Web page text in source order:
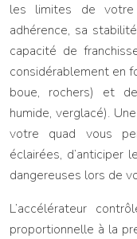
les limites de votre
adhérence, sa
capacité de
considérablement en
boue, rochers) et
humide, verglacé).
votre quad vous
éclairées, d’anticiper
dangereuses lors de
L’accélérateur
proportionnelle à la